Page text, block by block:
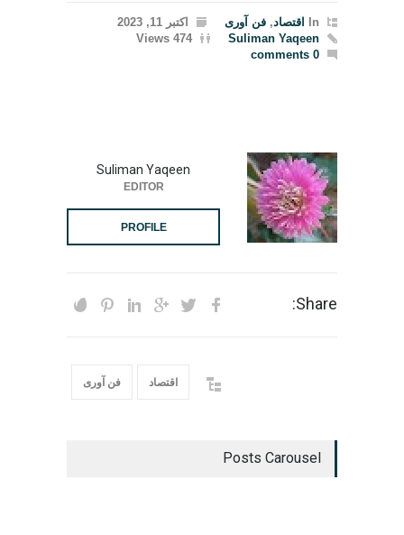
In اقتصاد, فن آوری
اکتبر 11, 2023
Suliman Yaqeen
474 Views
0 comments
Suliman Yaqeen
EDITOR
PROFILE
Share:
اقتصاد فن آوری
Posts Carousel